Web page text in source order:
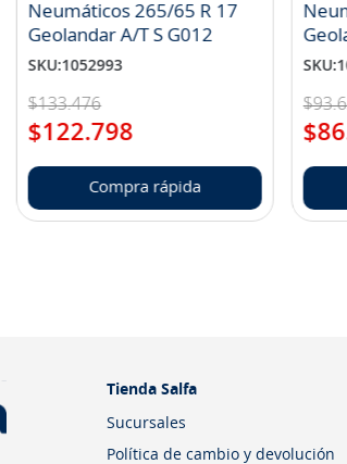
Neumáticos 265/65 R 17
Geolandar A/T S G012
SKU:1052993
$133.476
$122.798
Compra rápida
SKU:
$93.
$86
Tienda Salfa
Sucursales
Política de cambio y devolución